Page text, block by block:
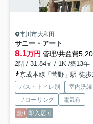
市川市大和田
サニー・アート
8.1万円 管理/共益費
2階 / 31.84㎡ / 1K /築13年
京成本線「菅野」駅 徒歩
バス・トイレ別 室内洗
フローリング
電気有
敷0 即入居可